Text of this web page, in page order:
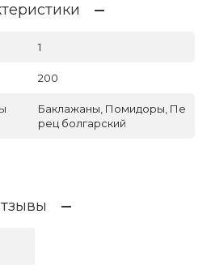
1
200
Баклажаны, Помидоры, Пе
рец болгарский